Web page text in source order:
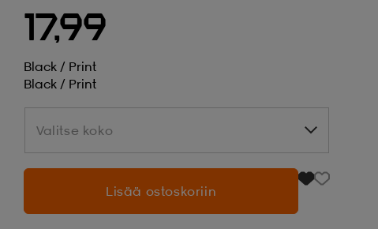
17,99
Black / Print
Black / Print
Valitse koko
Valitse koko
Lisää ostoskoriin